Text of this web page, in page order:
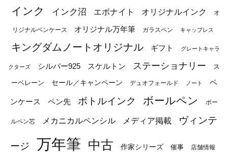
インク インク沼 エボナイト オリジナルインク オ
リジナルペンケース オリジナル万年筆 ガラスペン キャップレス
キングダムノートオリジナル ギフト グレートキャラ
クターズ シルバー925 スケルトン ステーショナリー ス
ーベレーン セール／キャンペーン デュオフォールド ノート ペ
ンケース ペン先 ボトルインク ボールペン ボー
ルペン芯 メカニカルペンシル メディア掲載 ヴィンテ
ージ 万年筆 中古 作家シリーズ 催事 店舗情報